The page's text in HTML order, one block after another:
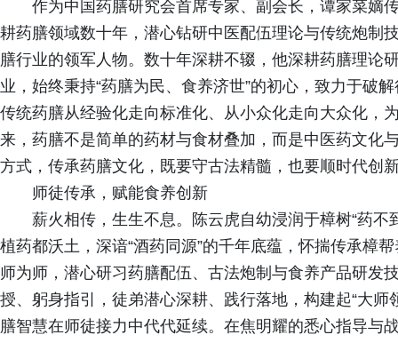
作为中国药膳研究会首席专家、副会长，谭家菜嫡
耕药膳领域数十年，潜心钻研中医配伍理论与传统炮制
膳行业的领军人物。数十年深耕不辍，他深耕药膳理论
业，始终秉持“药膳为民、食养济世”的初心，致力于破
传统药膳从经验化走向标准化、从小众化走向大众化，
来，药膳不是简单的药材与食材叠加，而是中医药文化
方式，传承药膳文化，既要守古法精髓，也要顺时代创
师徒传承，赋能食养创新
薪火相传，生生不息。陈云虎自幼浸润于樟树“药
植药都沃土，深谙“酒药同源”的千年底蕴，怀揣传承樟
师为师，潜心研习药膳配伍、古法炮制与食养产品研发
授、躬身指引，徒弟潜心深耕、践行落地，构建起“大
膳智慧在师徒接力中代代延续。在焦明耀的悉心指导与